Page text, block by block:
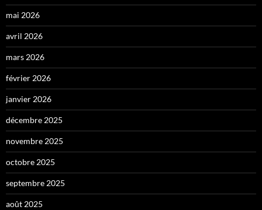
mai 2026
avril 2026
mars 2026
février 2026
janvier 2026
décembre 2025
novembre 2025
octobre 2025
septembre 2025
août 2025